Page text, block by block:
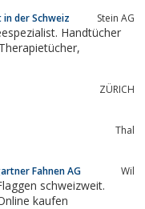
der Schweiz Stein AG
ZÜRICH
Thal
Fahnen AG Wil
schweizweit.
kaufen